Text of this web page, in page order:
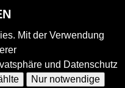
Mit der Verwendung
und Datenschutz
Nur notwendige